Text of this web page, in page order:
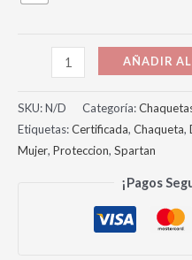
AÑADIR
SKU:N/D Categoría:
Etiquetas:Certificada, Chaqueta,
Mujer, Proteccion, Spartan
¡Pagos